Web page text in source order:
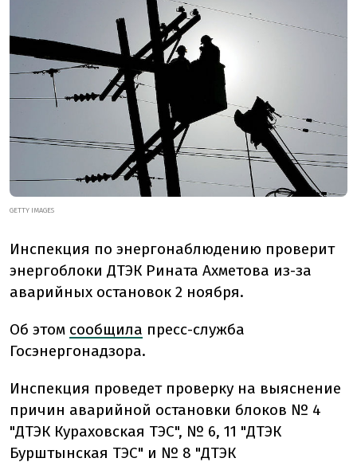
GETTY IMAGES
Инспекция по энергонаблюдению проверит
энергоблоки ДТЭК Рината Ахметова из-за
аварийных остановок 2 ноября.
Об этом сообщила пресс-служба
Госэнергонадзора.
Инспекция проведет проверку на выяснение
причин аварийной остановки блоков № 4
"ДТЭК Кураховская ТЭС", № 6, 11 "ДТЭК
Бурштынская ТЭС" и № 8 "ДТЭК